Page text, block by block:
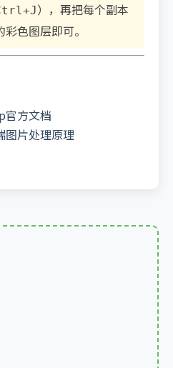
），再把每个副本
色图层即可。
方文档
图片处理原理